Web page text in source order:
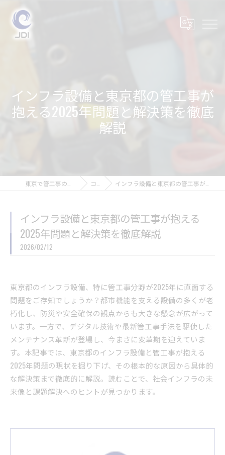
インフラ設備と東京都の管工事が
抱える2025年問題と解決策を徹底
解説
コラム インフラ設備と東京都の管工事が抱える2025年問題と解決策を徹底解説
インフラ設備と東京都の管工事が抱える
2025年問題と解決策を徹底解説
2026/02/12
東京都のインフラ設備、特に管工事分野が2025年に直面する
問題をご存知でしょうか？都市機能を支える設備の多くが老
朽化し、防災や安全確保の観点からも大きな懸念が広がって
います。一方で、デジタル技術や最新管工事手法を駆使した
メンテナンス革新が登場し、今まさに変革期を迎えていま
す。本記事では、東京都のインフラ設備と管工事が抱える
2025年問題の現状を掘り下げ、その根本的な原因から具体的
な解決策まで徹底的に解説。読むことで、社会インフラの未
来像と課題解決へのヒントが見つかります。